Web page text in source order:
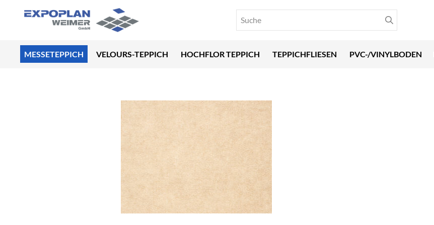
MESSETEPPICH VELOURS-TEPPICH HOCHFLOR TEPPICH TEPPICHFLIESEN PVC-/VINYLBODEN